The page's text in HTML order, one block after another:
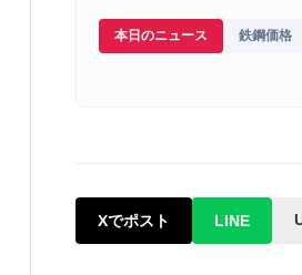
本日のニュース 鉄鋼価格
Xでポスト LINE